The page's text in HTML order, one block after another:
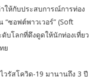
ให้กับประสบการณ์การท่อง
“ซอฟต์พาวเวอร์” (Soft
บโลกที่ดึงดูดให้นักท่องเที่ยว
ย
วรัสโควิด-19 มานานถึง 3 ปี